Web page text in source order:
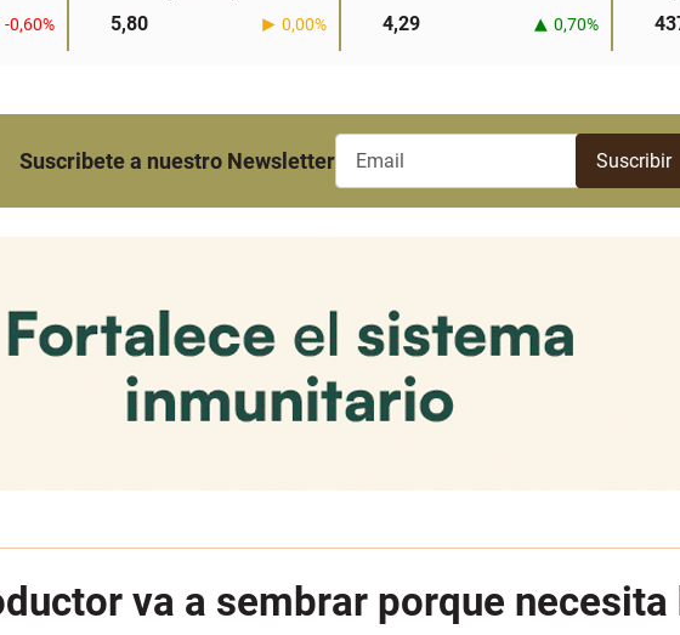
-0,60% 5,80 0,00% 4,29 0,70%
Suscribete a nuestro Newsletter
va a sembrar porque